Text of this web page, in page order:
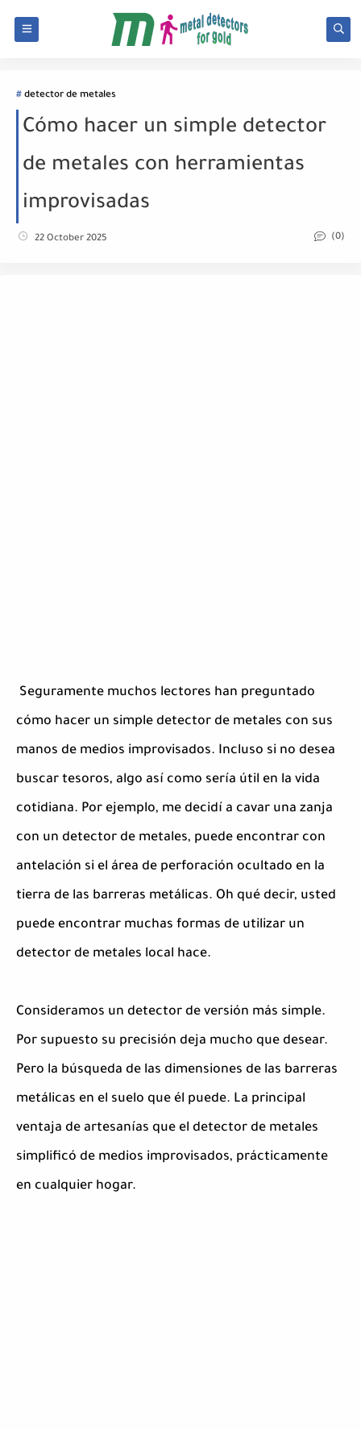
detector de metales
Cómo hacer un simple detector
de metales con herramientas
improvisadas
22 October 2025 (0)
Seguramente muchos lectores han preguntado
cómo hacer un simple detector de metales con sus
manos de medios improvisados. Incluso si no desea
buscar tesoros, algo así como sería útil en la vida
cotidiana. Por ejemplo, me decidí a cavar una zanja
con un detector de metales, puede encontrar con
antelación si el área de perforación ocultado en la
tierra de las barreras metálicas. Oh qué decir, usted
puede encontrar muchas formas de utilizar un
detector de metales local hace.
Consideramos un detector de versión más simple.
Por supuesto su precisión deja mucho que desear.
Pero la búsqueda de las dimensiones de las barreras
metálicas en el suelo que él puede. La principal
ventaja de artesanías que el detector de metales
simplificó de medios improvisados, prácticamente
en cualquier hogar.